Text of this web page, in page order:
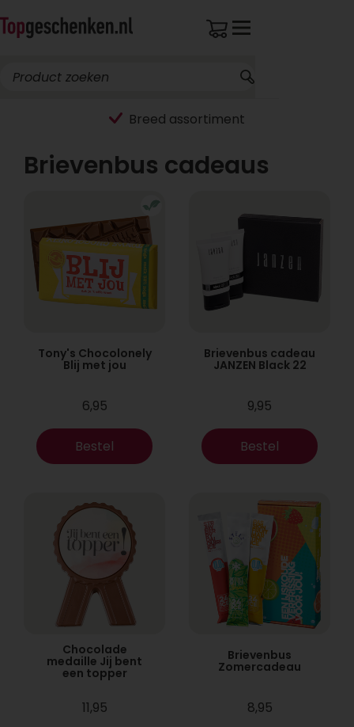
Breed assortiment
Brievenbus cadeaus
Tony's Chocolonely
Blij met jou
6,95
Bestel
Brievenbus cadeau
JANZEN Black 22
9,95
Bestel
Chocolade
medaille Jij bent
een topper
11,95
Brievenbus
Zomercadeau
8,95